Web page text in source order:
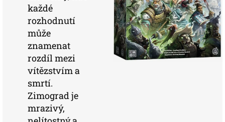
každé
rozhodnutí
může
znamenat
rozdíl mezi
vítězstvím a
smrtí.
Zimograd je
mrazivý,